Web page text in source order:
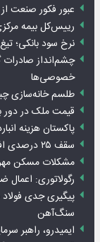
عبور فکور صنعت از مرز ۵۳
رییس‌کل بیمه
نرخ سود بانکی؛
چشم‌انداز صادرات
خصوصی‌ها
طلسم خانه‌سازی
قیمت ملک در دور
پاکستان هزینه انبارداری
سقف ۲۵ درصدی افزایش اجاره‌بها رعایت نمی‌شود
مشکلات مسکن مهر پردیس
رگولاتوری: اعمال ضریب ۲.۷ برای اینترنت
پیگیری جدی
سنگ‌آهن
ایمیدرو، راهبر